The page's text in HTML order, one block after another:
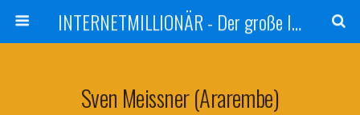
INTERNETMILLIONÄR - Der große Internetmarketer Vergleich
Sven Meissner (ararembe)